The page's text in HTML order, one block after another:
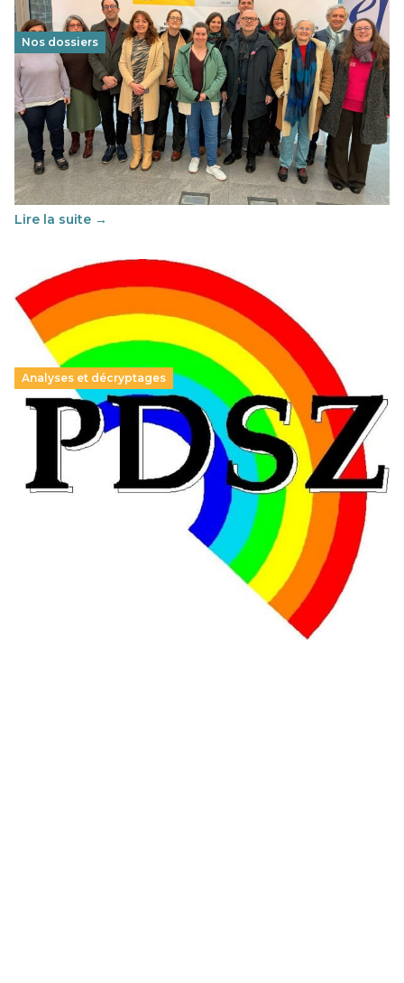
Nos dossiers
Éducation au vivre-ensemble : un échange croisé
franco-espagnol pour changer d’approche
29 juin 2026-National
Cette année, l'UNSA Éducation a mené un projet Erasmus
soutenu par l'union Européenne et centré sur l'éducation
au vivre-ensemble : quelles différences entre la France…
Lire la suite →
Analyses et décryptages
Hongrie : du changement pour les politiques
éducatives, aussi !
25 juin 2026
En Hongrie, le conservateur Peter Magyar et son parti
Tisza "Respect et liberté" ont remporté une large victoire,
contre le premier ministre sortant, Viktor Orban,…